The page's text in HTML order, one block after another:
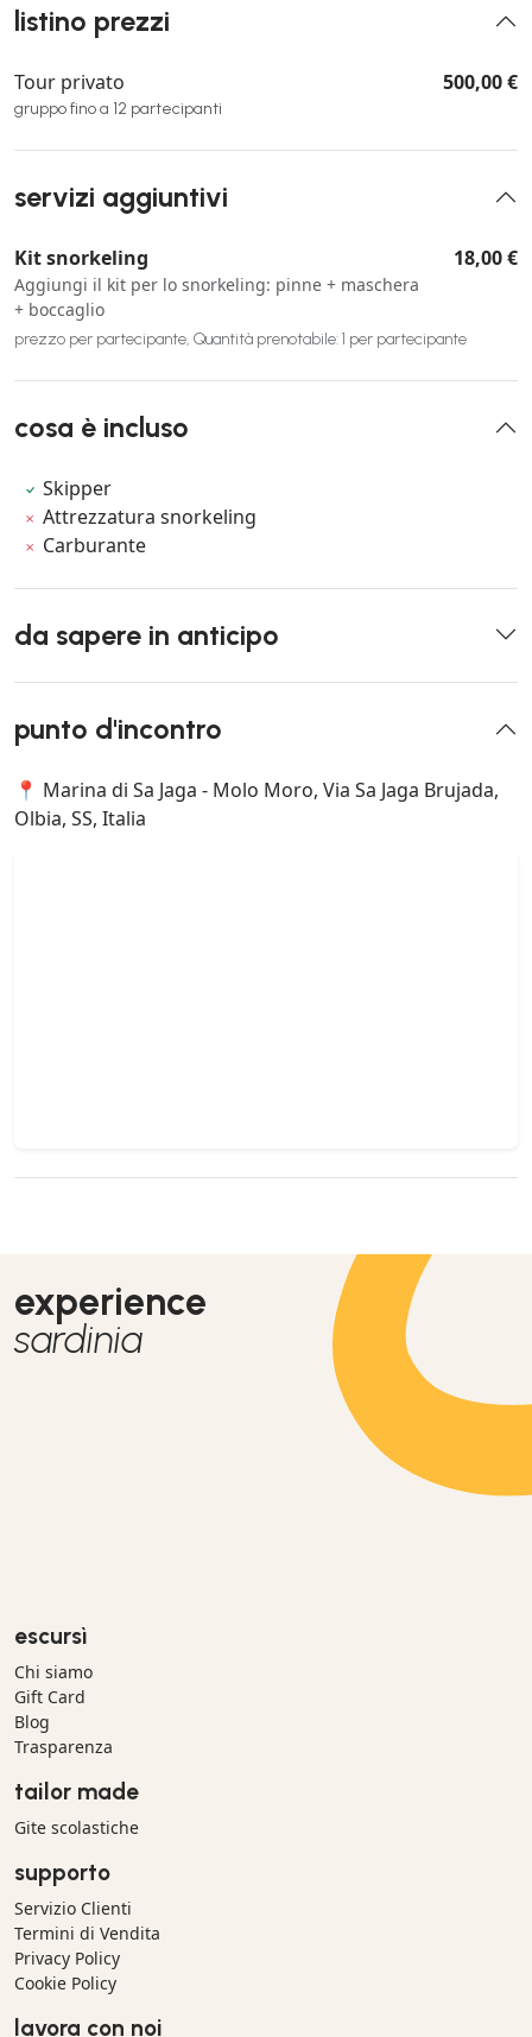
listino prezzi
Tour privato
gruppo fino a 12 partecipanti
500,00 €
servizi aggiuntivi
Kit snorkeling
Aggiungi il kit per lo snorkeling: pinne + maschera
+ boccaglio
18,00 €
prezzo per partecipante, Quantità prenotabile: 1 per partecipante
cosa è incluso
Skipper
Attrezzatura snorkeling
Carburante
da sapere in anticipo
punto d'incontro
📍 Marina di Sa Jaga - Molo Moro, Via Sa Jaga Brujada,
Olbia, SS, Italia
experience
sardinia
escursì
Chi siamo
Gift Card
Blog
Trasparenza
tailor made
Gite scolastiche
supporto
Servizio Clienti
Termini di Vendita
Privacy Policy
Cookie Policy
lavora con noi